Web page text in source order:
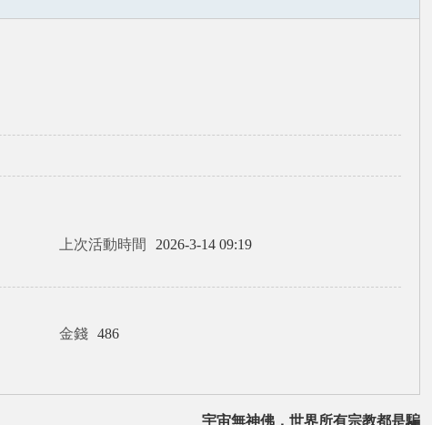
上次活動時間
2026-3-14 09:19
金錢
486
宇宙無神佛，世界所有宗教都是騙